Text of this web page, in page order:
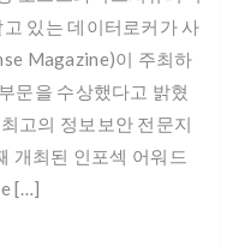
있는 데이터로커가 사
Magazine)이 주최하
문을 수상했다고 밝혔
고의 정보보안 전문지
개최된 인포섹 어워드
[…]